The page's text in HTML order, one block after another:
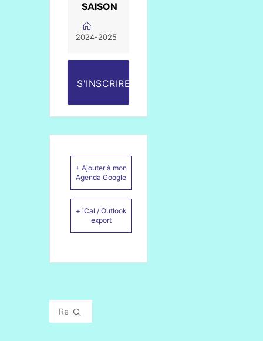
SAISON
2024-2025
S'INSCRIRE
+ Ajouter à mon
Agenda Google
+ iCal / Outlook
export